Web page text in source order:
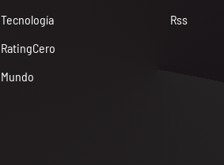
Tecnología
RatingCero
Mundo
Rss